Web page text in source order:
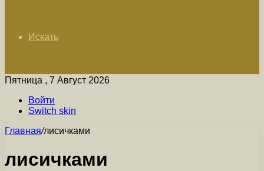
Искать
Пятница , 7 Август 2026
Войти
Switch skin
Главная/лисичками
лисичками